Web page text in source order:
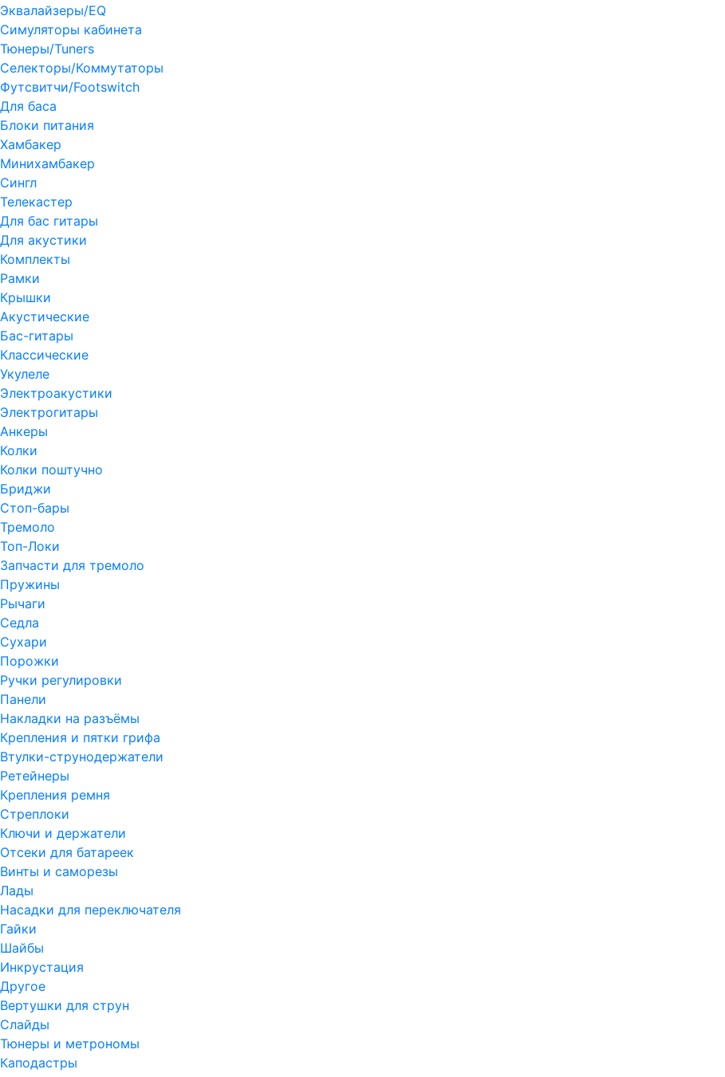
Эквалайзеры/EQ
Симуляторы кабинета
Тюнеры/Tuners
Селекторы/Коммутаторы
Футсвитчи/Footswitch
Для баса
Блоки питания
Хамбакер
Минихамбакер
Сингл
Телекастер
Для бас гитары
Для акустики
Комплекты
Рамки
Крышки
Акустические
Бас-гитары
Классические
Укулеле
Электроакустики
Электрогитары
Анкеры
Колки
Колки поштучно
Бриджи
Стоп-бары
Тремоло
Топ-Локи
Запчасти для тремоло
Пружины
Рычаги
Седла
Сухари
Порожки
Ручки регулировки
Панели
Накладки на разъёмы
Крепления и пятки грифа
Втулки-струнодержатели
Ретейнеры
Крепления ремня
Стреплоки
Ключи и держатели
Отсеки для батареек
Винты и саморезы
Лады
Насадки для переключателя
Гайки
Шайбы
Инкрустация
Другое
Вертушки для струн
Слайды
Тюнеры и метрономы
Каподастры